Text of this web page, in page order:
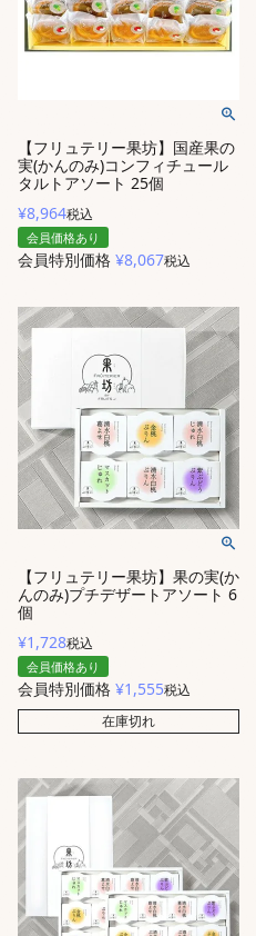
【フリュテリー果坊】国産果の
実(かんのみ)コンフィチュール
タルトアソート 25個
¥8,964税込
会員価格あり
会員特別価格 ¥8,067税込
【フリュテリー果坊】果の実(か
んのみ)プチデザートアソート 6
個
¥1,728税込
会員価格あり
会員特別価格 ¥1,555税込
在庫切れ